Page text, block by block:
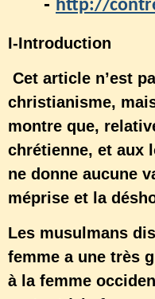
http://
I-Introduction
Cet article n’est
christianisme,
montre que,
chrétienne, et aux
ne donne aucune
méprise et la
Les musulmans
femme a une très
à la femme